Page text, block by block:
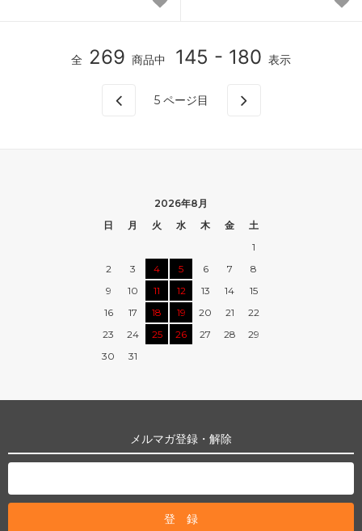
全 269 商品中 145 - 180 表示
5 ページ目
2026年8月
日
月 火 水 木 金
土
1
2
3 4 5 6 7
8
9
10 11 12 13 14
15
16
17 18 19 20 21
22
23
24 25 26 27 28
29
30
31
メルマガ登録・解除